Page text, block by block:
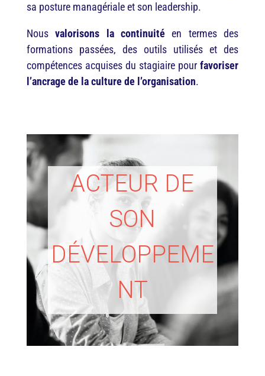
sa posture managériale et son leadership.
Nousvalorisons la continuité en termes des
formations passées, des outils utilisés et des
compétences acquises du stagiaire pourfavoriser
l’ancrage de la culture de l’organisation.
ACTEUR DE
SON
DÉVELOPPEME
NT